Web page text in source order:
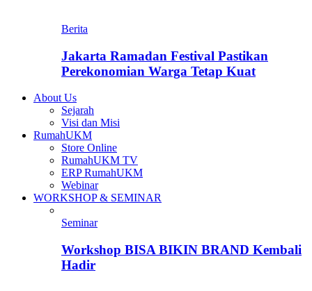
Berita
Jakarta Ramadan Festival Pastikan
Perekonomian Warga Tetap Kuat
About Us
Sejarah
Visi dan Misi
RumahUKM
Store Online
RumahUKM TV
ERP RumahUKM
Webinar
WORKSHOP & SEMINAR
Seminar
Workshop BISA BIKIN BRAND Kembali
Hadir